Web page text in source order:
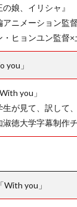
娘、イリシャ』
アニメーション監
・ヒョンユン監督
you」
you」
生が見て、訳して
淑徳大学字幕制作
you」